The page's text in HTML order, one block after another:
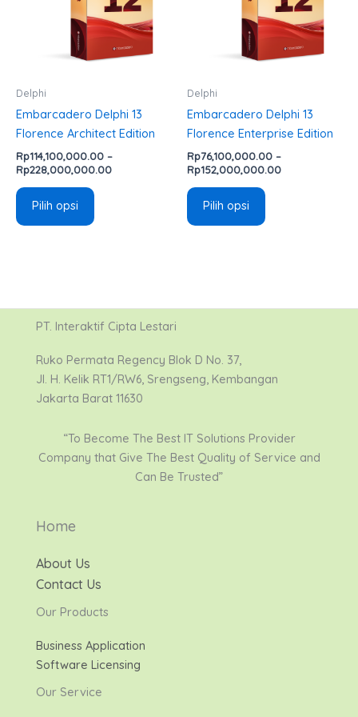
Delphi
Embarcadero Delphi 13
Florence Architect Edition
Rp114,100,000.00 –
Rp228,000,000.00
Pilih opsi
varian.
Pilihan
dapat
halaman
produk
Delphi
Embarcadero Delphi 13
Florence Enterprise Edition
Rp76,100,000.00 –
Rp152,000,000.00
Pilih opsi
varian.
Pilihan
dapat
halaman
produk
PT. Interaktif Cipta Lestari
Ruko Permata Regency Blok D No. 37,
Jl. H. Kelik RT1/RW6, Srengseng, Kembangan
Jakarta Barat 11630
“To Become The Best IT Solutions Provider
Company that Give The Best Quality of Service and
Can Be Trusted”
Home
About Us
Contact Us
Our Products
Business Application
Software Licensing
Our Service